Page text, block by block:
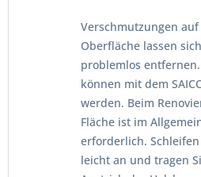
Verschmutzungen
Oberfläche lassen
problemlos
können mit dem
werden. Beim
Fläche ist im
erforderlich.
leicht an und tragen